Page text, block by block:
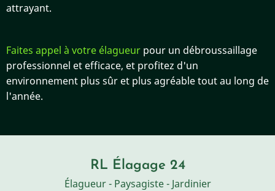
attrayant.
Faites appel à votre élagueur pour un débroussaillage
professionnel et efficace, et profitez d'un
environnement plus sûr et plus agréable tout au long de
l'année.
RL Élagage 24
Élagueur - Paysagiste - Jardinier